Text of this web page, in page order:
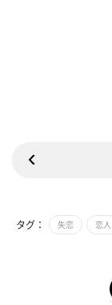
タグ： 失恋 恋人